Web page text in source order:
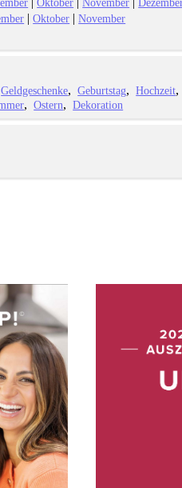
|Oktober |November
Geldgeschenke Geburtstag Hochzeit
Ostern Dekoration